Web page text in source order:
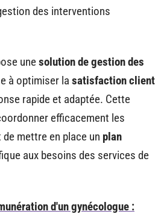
des interventions
unesolution de gestion des
à optimiser la satisfaction client
rapide et adaptée. Cette
efficacement les
mettre en place un plan
aux besoins des services de
d'un gynécologue :